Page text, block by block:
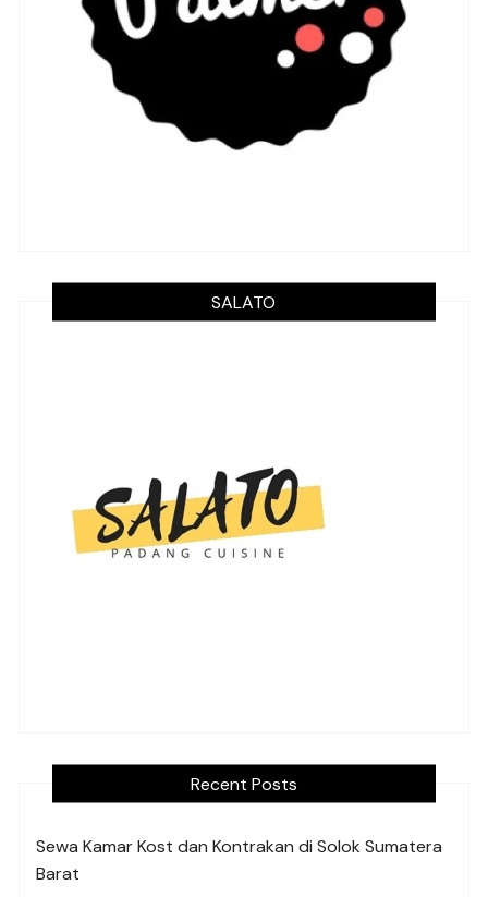
SALATO
Recent Posts
Sewa Kamar Kost dan Kontrakan di Solok Sumatera
Barat